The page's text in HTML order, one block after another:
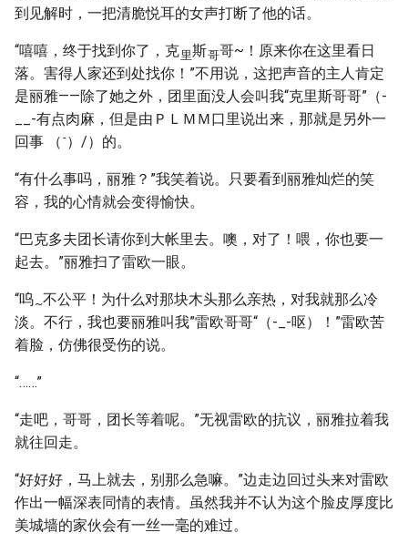
到见解时，一把清脆悦耳的女声打断了他的话。
“嘻嘻，终于找到你了，克里斯哥哥~！原来你在这里看日
落。害得人家还到处找你！”不用说，这把声音的主人肯定
是丽雅——除了她之外，团里面没人会叫我“克里斯哥哥”（-
__-有点肉麻，但是由ＰＬＭＭ口里说出来，那就是另外一
回事 （ -）/）的。
“有什么事吗，丽雅？”我笑着说。只要看到丽雅灿烂的笑
容，我的心情就会变得愉快。
“巴克多夫团长请你到大帐里去。噢，对了！喂，你也要一
起去。”丽雅扫了雷欧一眼。
“呜~不公平！为什么对那块木头那么亲热，对我就那么冷
淡。不行，我也要丽雅叫我”雷欧哥哥“（-_-呕）！”雷欧苦
着脸，仿佛很受伤的说。
“……”
“走吧，哥哥，团长等着呢。”无视雷欧的抗议，丽雅拉着我
就往回走。
“好好好，马上就去，别那么急嘛。”边走边回过头来对雷欧
作出一幅深表同情的表情。虽然我并不认为这个脸皮厚度比
美城墙的家伙会有一丝一毫的难过。